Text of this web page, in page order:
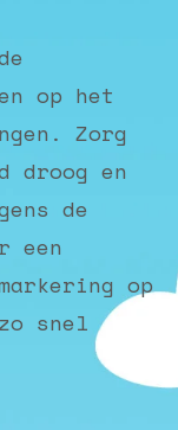
op het
Zorg
droog en
de
een
op
snel